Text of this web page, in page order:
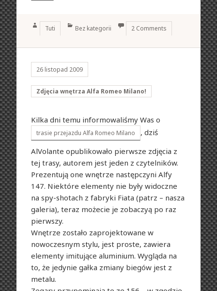
Author
Tuti Categories
Bez kategorii 2 Comments
26 listopad 2009
Zdjęcia wnętrza Alfa Romeo Milano!
Kilka dni temu informowaliśmy Was o
trasie przejazdu Alfa Romeo Milano
, dziś
AlVolante opublikowało pierwsze zdjęcia z
tej trasy, autorem jest jeden z czytelników.
Prezentują one wnętrze następczyni Alfy
147. Niektóre elementy nie były widoczne
na spy-shotach z fabryki Fiata (patrz – nasza
galeria), teraz możecie je zobaczyą po raz
pierwszy.
Wnętrze zostało zaprojektowane w
nowoczesnym stylu, jest proste, zawiera
elementy imitujące aluminium. Wygląda na
to, że jedynie gałka zmiany biegów jest z
metalu.